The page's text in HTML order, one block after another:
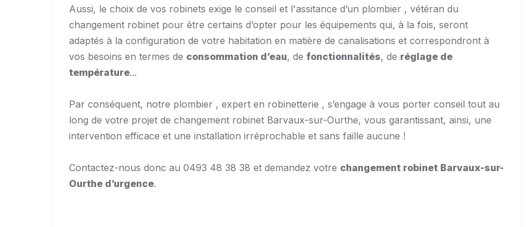
Aussi, le choix de vos robinets exige le conseil et l'assitance d’un plombier , vétéran du
changement robinet pour être certains d’opter pour les équipements qui, à la fois, seront
adaptés à la configuration de votre habitation en matière de canalisations et correspondront à
vos besoins en termes de consommation d’eau, de fonctionnalités, de réglage de
température...
Par conséquent, notre plombier , expert en robinetterie , s’engage à vous porter conseil tout au
long de votre projet de changement robinet Barvaux-sur-Ourthe, vous garantissant, ainsi, une
intervention efficace et une installation irréprochable et sans faille aucune !
Contactez-nous donc au 0493 48 38 38 et demandez votre changement robinet Barvaux-sur-
Ourthe d’urgence.